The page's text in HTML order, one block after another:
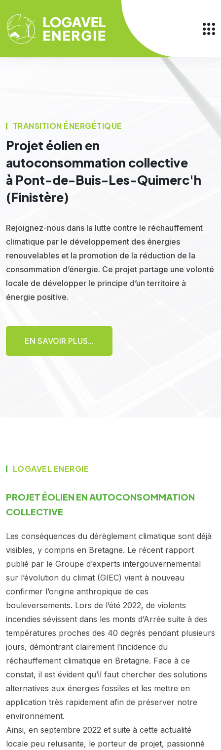
TRANSITION ÉNERGÉTIQUE
Projet éolien en
autoconsommation collective
à Pont-de-Buis-Les-Quimerc'h
(Finistère)
Rejoignez-nous dans la lutte contre le réchauffement
climatique par le développement des énergies
renouvelables et la promotion de la réduction de la
consommation d’énergie. Ce projet partage une volonté
locale de développer le principe d’un territoire à
énergie positive.
EN SAVOIR PLUS...
LOGAVEL ENERGIE
PROJET ÉOLIEN EN AUTOCONSOMMATION
COLLECTIVE
Les conséquences du dérèglement climatique sont déjà
visibles, y compris en Bretagne. Le récent rapport
publié par le Groupe d’experts intergouvernemental
sur l’évolution du climat (GIEC) vient à nouveau
confirmer l’origine anthropique de ces
bouleversements. Lors de l’été 2022, de violents
incendies sévissent dans les monts d’Arrée suite à des
températures proches des 40 degrés pendant plusieurs
jours, démontrant clairement l’incidence du
réchauffement climatique en Bretagne. Face à ce
constat, il est évident qu’il faut chercher des solutions
alternatives aux énergies fossiles et les mettre en
application très rapidement afin de préserver notre
environnement.
Ainsi, en septembre 2022 et suite à cette actualité
locale peu reluisante, le porteur de projet, passionné